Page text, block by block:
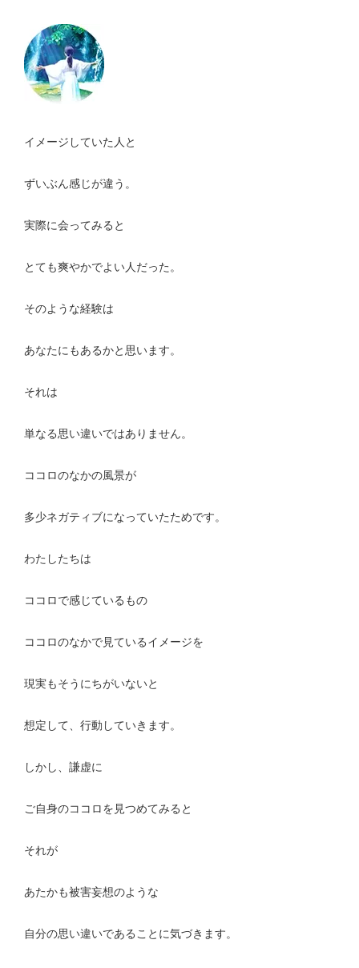
イメージしていた人と
ずいぶん感じが違う。
実際に会ってみると
とても爽やかでよい人だった。
そのような経験は
あなたにもあるかと思います。
それは
単なる思い違いではありません。
ココロのなかの風景が
多少ネガティブになっていたためです。
わたしたちは
ココロで感じているもの
ココロのなかで見ているイメージを
現実もそうにちがいないと
想定して、行動していきます。
しかし、謙虚に
ご自身のココロを見つめてみると
それが
あたかも被害妄想のような
自分の思い違いであることに気づきます。